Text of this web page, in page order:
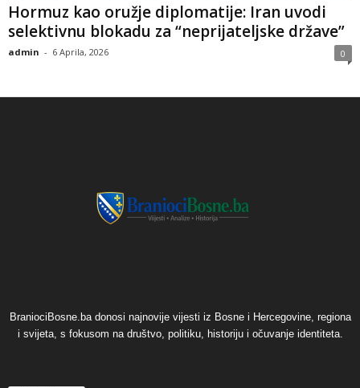
Hormuz kao oružje diplomatije: Iran uvodi
selektivnu blokadu za “neprijateljske države”
admin - 6 Aprila, 2026 0
BraniociBosne.ba donosi najnovije vijesti iz Bosne i Hercegovine, regiona
i svijeta, s fokusom na društvo, politiku, historiju i očuvanje identiteta.